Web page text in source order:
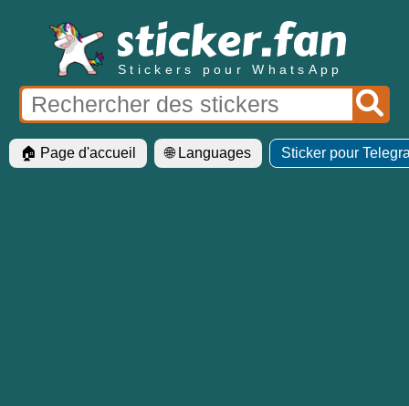
Stickers pour WhatsApp
🏠 Page d'accueil 🌐 Languages Sticker pour